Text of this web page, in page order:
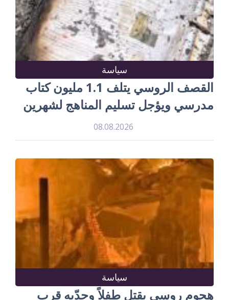
سياسة
القصف الروسي يتلف 1.1 مليون كتاب
مدرسي ويؤجل تسليم المناهج لشهرين
08.08.2026
سياسة
هجوم روسي يقتل طفلاً وجدّيه قرب